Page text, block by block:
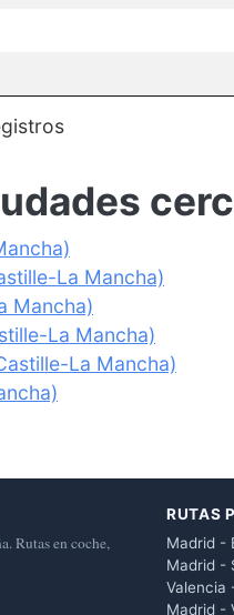
La Mancha)
Mancha)
La Mancha)
La Mancha)
Rutas en coche,
RUTAS
Madrid -
Madrid -
Valencia
Madrid -